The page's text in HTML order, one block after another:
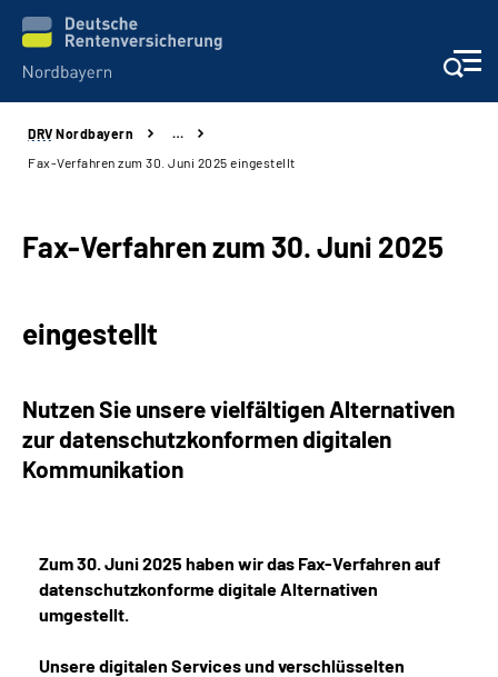
Online-Services
Reha-Kliniken
Karriere
Inhalte in Gebärdensprache (DGS)
DRV Nordbayern
…
Fax-Verfahren zum 30. Juni 2025 eingestellt
Fax-Verfahren zum 30. Juni 2025
eingestellt
Nutzen Sie unsere vielfältigen Alternativen
zur datenschutzkonformen digitalen
Kommunikation
Zum 30. Juni 2025 haben wir das Fax-Verfahren auf
datenschutzkonforme digitale Alternativen
umgestellt.
Unsere digitalen Services und verschlüsselten